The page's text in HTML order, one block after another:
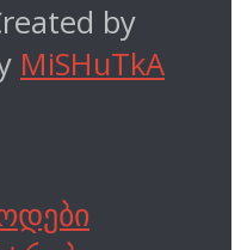
by
MiSHuTkA